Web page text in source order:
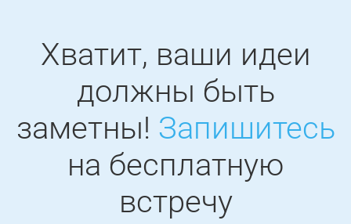
Хватит, ваши идеи
должны быть
заметны! Запишитесь
на бесплатную
встречу